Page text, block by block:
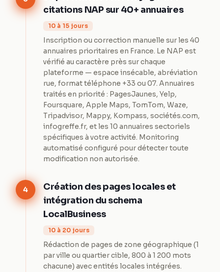
citations NAP sur 40+ annuaires
10 à 15 jours
Inscription ou correction manuelle sur les 40
annuaires prioritaires en France. Le NAP est
vérifié au caractère près sur chaque
plateforme — espace insécable, abréviation
rue, format téléphone +33 ou 07. Annuaires
traités en priorité : PagesJaunes, Yelp,
Foursquare, Apple Maps, TomTom, Waze,
Tripadvisor, Mappy, Kompass, sociétés.com,
infogreffe.fr, et les 10 annuaires sectoriels
spécifiques à votre activité. Monitoring
automatisé configuré pour détecter toute
modification non autorisée.
4
Création des pages locales et
intégration du schema
LocalBusiness
10 à 20 jours
Rédaction de pages de zone géographique (1
par ville ou quartier cible, 800 à 1 200 mots
chacune) avec entités locales intégrées.